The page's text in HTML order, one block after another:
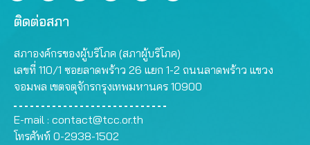
ติดต่อสภา
สภาองค์กรของผู้บริโภค (สภาผู้บริโภค)
เลขที่ 110/1 ซอยลาดพร้าว 26 แยก 1-2 ถนนลาดพร้าว แขวง
จอมพล เขตจตุจักรกรุงเทพมหานคร 10900
E-mail : contact@tcc.or.th
โทรศัพท์ 0-2938-1502